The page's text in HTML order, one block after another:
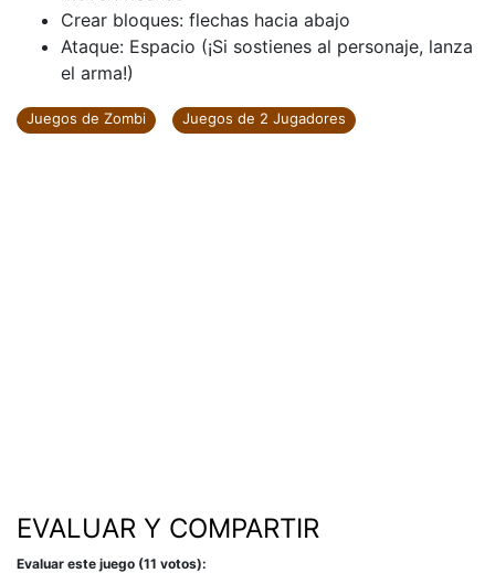
Crear bloques: flechas hacia abajo
Ataque: Espacio (¡Si sostienes al personaje, lanza
el arma!)
Juegos de Zombi Juegos de 2 Jugadores
EVALUAR Y COMPARTIR
Evaluar este juego (11 votos):